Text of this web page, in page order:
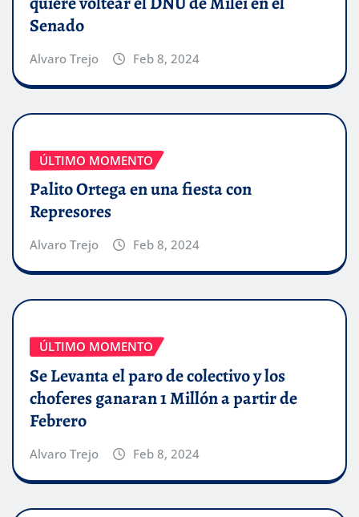
Senado
Alvaro Trejo Feb 8, 2024
ÚLTIMO MOMENTO
Palito Ortega en una fiesta con
Represores
Alvaro Trejo Feb 8, 2024
ÚLTIMO MOMENTO
Se Levanta el paro de colectivo y los
choferes ganaran 1 Millón a partir de
Febrero
Alvaro Trejo Feb 8, 2024